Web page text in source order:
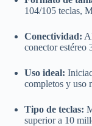
104/105 teclas,
Conectividad:
conector estéreo
Uso ideal:
completos y uso
Tipo de teclas:
superior a 10